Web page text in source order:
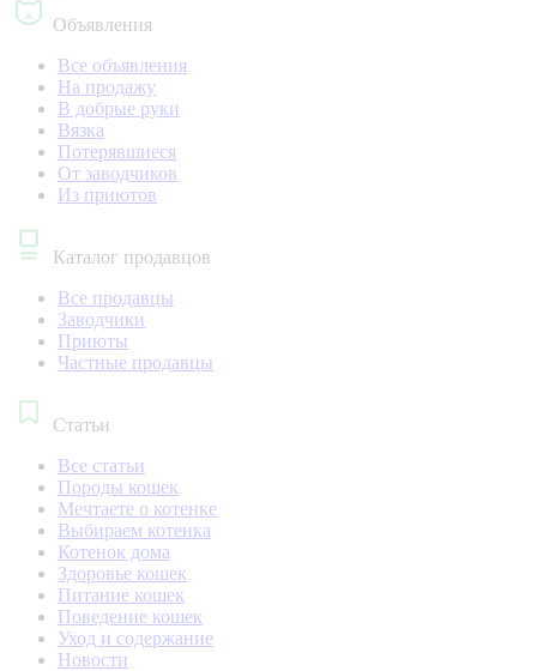
Объявления
Все объявления
На продажу
В добрые руки
Вязка
Потерявшиеся
От заводчиков
Из приютов
Каталог продавцов
Все продавцы
Заводчики
Приюты
Частные продавцы
Статьи
Все статьи
Породы кошек
Мечтаете о котенке
Выбираем котенка
Котенок дома
Здоровье кошек
Питание кошек
Поведение кошек
Уход и содержание
Новости